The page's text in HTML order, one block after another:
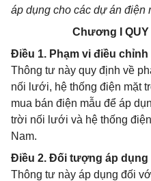
áp dụng cho các dự án điện
Chương I
Điều 1. Phạm vi điều chỉnh
Thông tư này quy định về
nối lưới, hệ thống điện mặt
mua bán điện mẫu để áp
trời nối lưới và hệ thống
Nam.
Điều 2. Đối tượng áp dụng
Thông tư này áp dụng đối